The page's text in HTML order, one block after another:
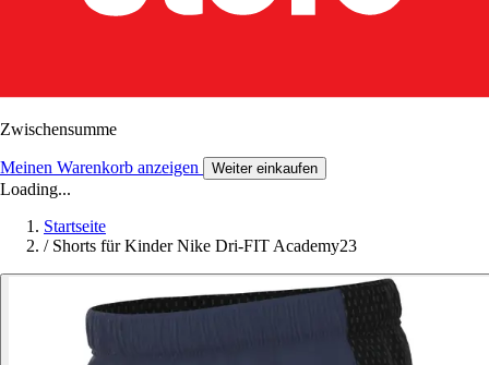
Zwischensumme
Meinen Warenkorb anzeigen Weiter einkaufen
Loading...
Startseite
/ Shorts für Kinder Nike Dri-FIT Academy23